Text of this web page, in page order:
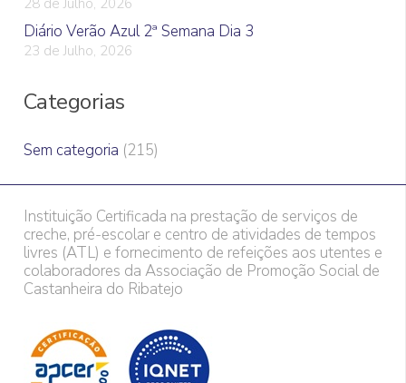
Diário Verão Azul 2ª Semana Dia 3
23 de Julho, 2026
Categorias
Sem categoria (215)
Instituição Certificada na prestação de serviços de
creche, pré-escolar e centro de atividades de tempos
livres (ATL) e fornecimento de refeições aos utentes e
colaboradores da Associação de Promoção Social de
Castanheira do Ribatejo